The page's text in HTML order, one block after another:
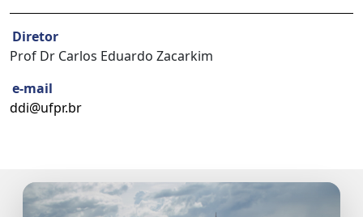
Diretor
Prof Dr Carlos Eduardo Zacarkim
e-mail
ddi@ufpr.br